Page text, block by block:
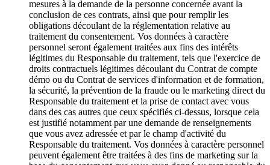
mesures à la demande de la personne concernée avant la
conclusion de ces contrats, ainsi que pour remplir les
obligations découlant de la réglementation relative au
traitement du consentement. Vos données à caractère
personnel seront également traitées aux fins des intérêts
légitimes du Responsable du traitement, tels que l'exercice de
droits contractuels légitimes découlant du Contrat de compte
démo ou du Contrat de services d'information et de formation,
la sécurité, la prévention de la fraude ou le marketing direct du
Responsable du traitement et la prise de contact avec vous
dans des cas autres que ceux spécifiés ci-dessus, lorsque cela
est justifié notamment par une demande de renseignements
que vous avez adressée et par le champ d'activité du
Responsable du traitement. Vos données à caractère personnel
peuvent également être traitées à des fins de marketing sur la